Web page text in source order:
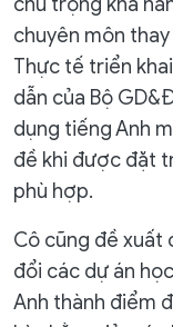
chuyên môn
Thực tế triển
dẫn của Bộ
dụng tiếng Anh
đề khi được đặt
phù hợp.
Cô cũng đề xuất
đổi các dự án
Anh thành điểm